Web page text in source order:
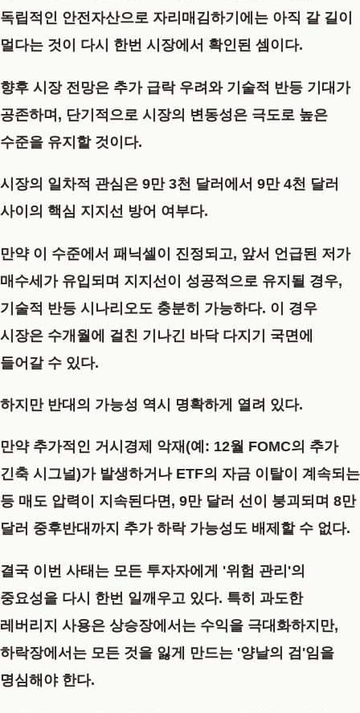
독립적인 안전자산으로 자리매김하기에는 아직 갈 길이
멀다는 것이 다시 한번 시장에서 확인된 셈이다.
향후 시장 전망은 추가 급락 우려와 기술적 반등 기대가
공존하며, 단기적으로 시장의 변동성은 극도로 높은
수준을 유지할 것이다.
시장의 일차적 관심은 9만 3천 달러에서 9만 4천 달러
사이의 핵심 지지선 방어 여부다.
만약 이 수준에서 패닉셀 이 진정되고, 앞서 언급된 저가
매수세가 유입되며 지지선이 성공적으로 유지될 경우,
기술적 반등 시나리오도 충분히 가능하다. 이 경우
시장은 수개월에 걸친 기나긴 바닥 다지기 국면에
들어갈 수 있다.
하지만 반대의 가능성 역시 명확하게 열려 있다.
만약 추가적인 거시경제 악재(예: 12월 FOMC의 추가
긴축 시그널)가 발생하거나 ETF의 자금 이탈이 계속되는
등 매도 압력이 지속된다면, 9만 달러 선이 붕괴되며 8만
달러 중후반대까지 추가 하락 가능성도 배제할 수 없다.
결국 이번 사태는 모든 투자자에게 '위험 관리'의
중요성을 다시 한번 일깨우고 있다. 특히 과도한
레버리지 사용은 상승장에서는 수익을 극대화하지만,
하락장에서는 모든 것을 잃게 만드는 '양날의 검'임을
명심해야 한다.